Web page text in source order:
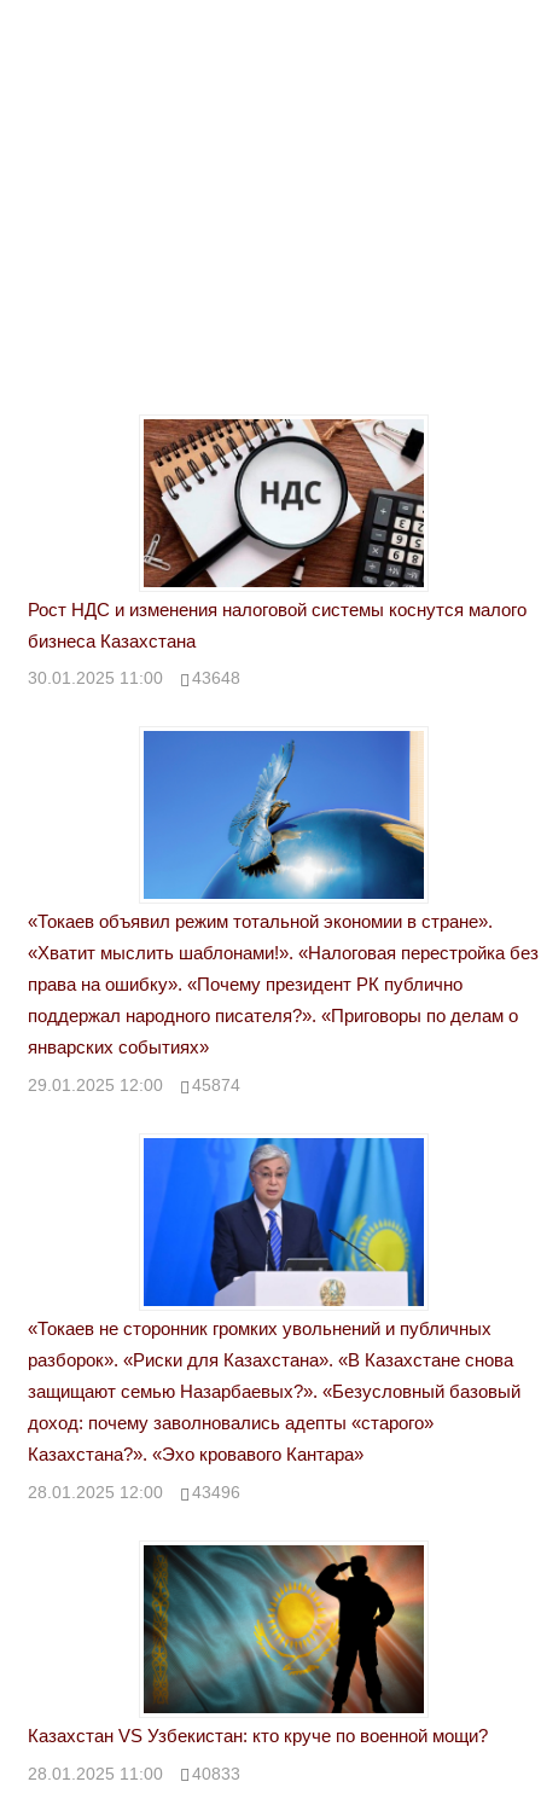
Рост НДС и изменения налоговой системы коснутся малого
бизнеса Казахстана
30.01.2025 11:00 43648
«Токаев объявил режим тотальной экономии в стране».
«Хватит мыслить шаблонами!». «Налоговая перестройка без
права на ошибку». «Почему президент РК публично
поддержал народного писателя?». «Приговоры по делам о
январских событиях»
29.01.2025 12:00 45874
«Токаев не сторонник громких увольнений и публичных
разборок». «Риски для Казахстана». «В Казахстане снова
защищают семью Назарбаевых?». «Безусловный базовый
доход: почему заволновались адепты «старого»
Казахстана?». «Эхо кровавого Кантара»
28.01.2025 12:00 43496
Казахстан VS Узбекистан: кто круче по военной мощи?
28.01.2025 11:00 40833